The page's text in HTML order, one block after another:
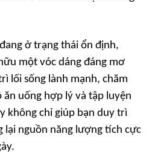
ở trạng thái ổn định,
một vóc dáng đáng mơ
lối sống lành mạnh, chăm
ăn uống hợp lý và tập luyện
không chỉ giúp bạn duy trì
lại nguồn năng lượng tích cực